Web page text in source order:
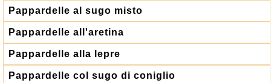
Pappardelle al sugo misto
Pappardelle all'aretina
Pappardelle alla lepre
Pappardelle col sugo di coniglio